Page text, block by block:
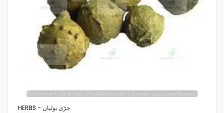
HERBS - جڑی بوٹیاں